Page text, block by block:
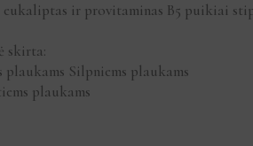
eukaliptas ir provitaminas B5 puikiai
skirta:
plaukams Silpniems plaukams
plaukams